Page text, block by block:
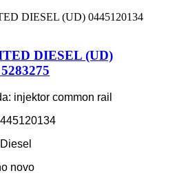
DIESEL (UD)
injektor common rail
novo